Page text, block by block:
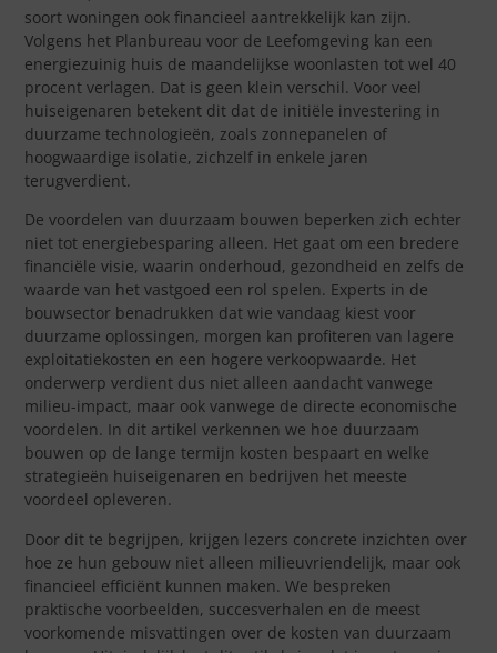
soort woningen ook financieel aantrekkelijk kan zijn.
Volgens het Planbureau voor de Leefomgeving kan een
energiezuinig huis de maandelijkse woonlasten tot wel 40
procent verlagen. Dat is geen klein verschil. Voor veel
huiseigenaren betekent dit dat de initiële investering in
duurzame technologieën, zoals zonnepanelen of
hoogwaardige isolatie, zichzelf in enkele jaren
terugverdient.
De voordelen van duurzaam bouwen beperken zich echter
niet tot energiebesparing alleen. Het gaat om een bredere
financiële visie, waarin onderhoud, gezondheid en zelfs de
waarde van het vastgoed een rol spelen. Experts in de
bouwsector benadrukken dat wie vandaag kiest voor
duurzame oplossingen, morgen kan profiteren van lagere
exploitatiekosten en een hogere verkoopwaarde. Het
onderwerp verdient dus niet alleen aandacht vanwege
milieu-impact, maar ook vanwege de directe economische
voordelen. In dit artikel verkennen we hoe duurzaam
bouwen op de lange termijn kosten bespaart en welke
strategieën huiseigenaren en bedrijven het meeste
voordeel opleveren.
Door dit te begrijpen, krijgen lezers concrete inzichten over
hoe ze hun gebouw niet alleen milieuvriendelijk, maar ook
financieel efficiënt kunnen maken. We bespreken
praktische voorbeelden, succesverhalen en de meest
voorkomende misvattingen over de kosten van duurzaam